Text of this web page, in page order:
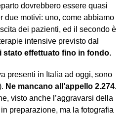
dovrebbero essere quasi
due motivi: uno, come abbiamo
dei pazienti, ed il secondo è
intensive previsto dal
stato effettuato fino in fondo.
presenti in Italia ad oggi, sono
Ne mancano all’appello 2.274.
visto anche l’aggravarsi della
preparazione, ma la fotografia